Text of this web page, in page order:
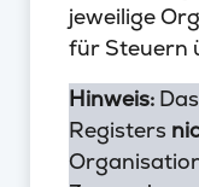
jeweilige
für Steuern
Hinweis:
Registers